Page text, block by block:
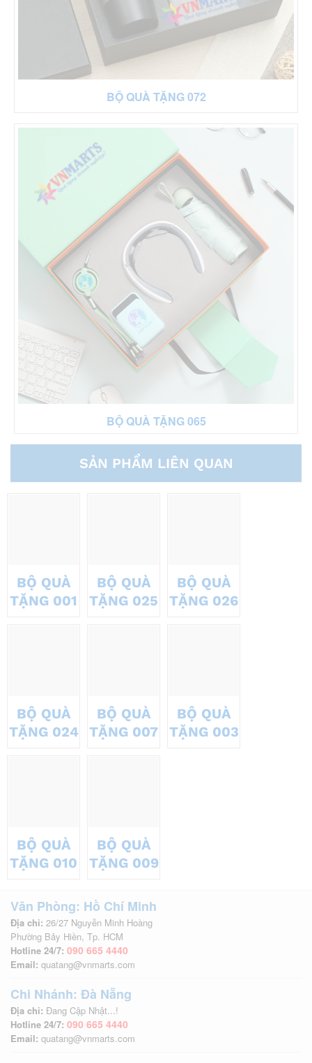
BỘ QUÀ TẶNG 072
BỘ QUÀ TẶNG 065
SẢN PHẨM LIÊN QUAN
BỘ QUÀ
TẶNG 001
BỘ QUÀ
TẶNG 025
BỘ QUÀ
TẶNG 026
BỘ QUÀ
TẶNG 024
BỘ QUÀ
TẶNG 007
BỘ QUÀ
TẶNG 003
BỘ QUÀ
TẶNG 010
BỘ QUÀ
TẶNG 009
Văn Phòng: Hồ Chí Minh
Địa chỉ: 26/27 Nguyễn Minh Hoàng
Phường Bảy Hiền, Tp. HCM
Hotline 24/7: 090 665 4440
Email: quatang@vnmarts.com
Chi Nhánh: Đà Nẵng
Địa chỉ: Đang Cập Nhật...!
Hotline 24/7: 090 665 4440
Email: quatang@vnmarts.com